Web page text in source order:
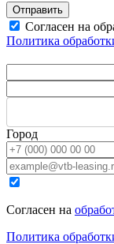
Согласен на
Политика
Город
Согласен на
Политика